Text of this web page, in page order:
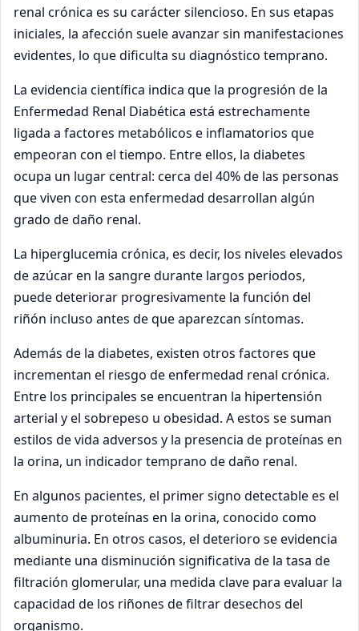
renal crónica es su carácter silencioso. En sus etapas
iniciales, la afección suele avanzar sin manifestaciones
evidentes, lo que dificulta su diagnóstico temprano.
La evidencia científica indica que la progresión de la
Enfermedad Renal Diabética está estrechamente
ligada a factores metabólicos e inflamatorios que
empeoran con el tiempo. Entre ellos, la diabetes
ocupa un lugar central: cerca del 40% de las personas
que viven con esta enfermedad desarrollan algún
grado de daño renal.
La hiperglucemia crónica, es decir, los niveles elevados
de azúcar en la sangre durante largos periodos,
puede deteriorar progresivamente la función del
riñón incluso antes de que aparezcan síntomas.
Además de la diabetes, existen otros factores que
incrementan el riesgo de enfermedad renal crónica.
Entre los principales se encuentran la hipertensión
arterial y el sobrepeso u obesidad. A estos se suman
estilos de vida adversos y la presencia de proteínas en
la orina, un indicador temprano de daño renal.
En algunos pacientes, el primer signo detectable es el
aumento de proteínas en la orina, conocido como
albuminuria. En otros casos, el deterioro se evidencia
mediante una disminución significativa de la tasa de
filtración glomerular, una medida clave para evaluar la
capacidad de los riñones de filtrar desechos del
organismo.